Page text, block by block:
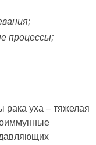
процессы;
уха – тяжелая